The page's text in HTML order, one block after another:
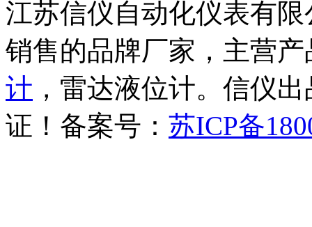
江苏信仪自动化仪表有
销售的品牌厂家，主营产
计 ，雷达液位计。信仪
证！备案号： 苏ICP备